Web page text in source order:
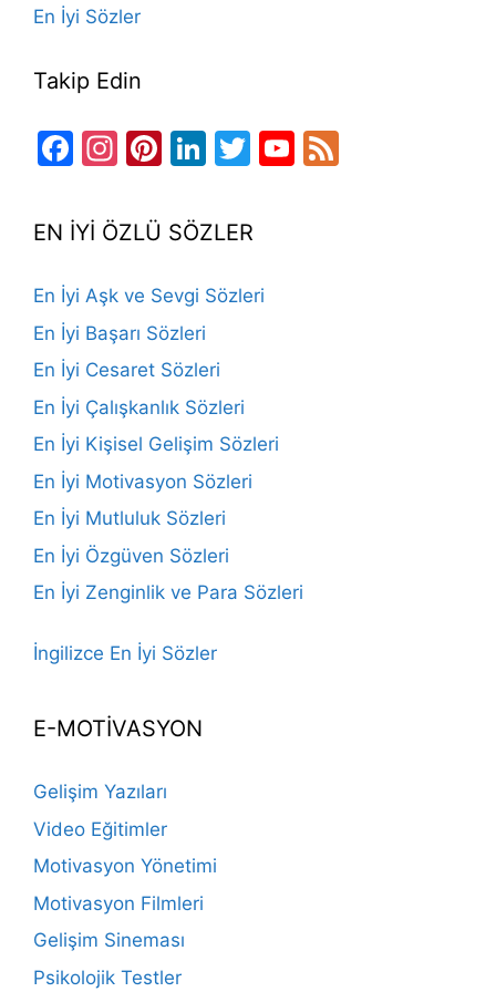
En İyi Sözler
Takip Edin
Facebook
Instagram
Pinterest
LinkedIn
TwitterYouTube
EN İYİ ÖZLÜ SÖZLER
En İyi Aşk ve Sevgi Sözleri
En İyi Başarı Sözleri
En İyi Cesaret Sözleri
En İyi Çalışkanlık Sözleri
En İyi Kişisel Gelişim Sözleri
En İyi Motivasyon Sözleri
En İyi Mutluluk Sözleri
En İyi Özgüven Sözleri
En İyi Zenginlik ve Para Sözleri
İngilizce En İyi Sözler
E-MOTİVASYON
Gelişim Yazıları
Video Eğitimler
Motivasyon Yönetimi
Motivasyon Filmleri
Gelişim Sineması
Psikolojik Testler